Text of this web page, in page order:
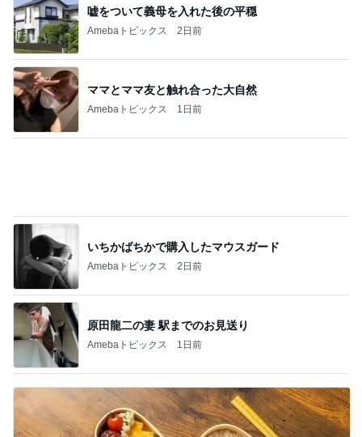
嘘をついて義母を入れた後の平穏
Amebaトピックス 2日前
ママとママ友と触れ合った大自然
Amebaトピックス 1日前
原田龍二の妻 駅までのお見送り
Amebaトピックス 1日前